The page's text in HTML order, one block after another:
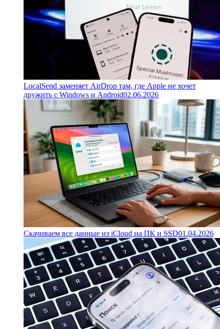
LocalSend заменяет AirDrop там, где Apple не хочет
дружить с Windows и Android02.06.2026
Скачиваем все данные из iCloud на ПК и SSD01.04.2026